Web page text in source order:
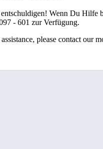
Wenn Du Hilfe
- 601 zur Verfügung.
please contact our